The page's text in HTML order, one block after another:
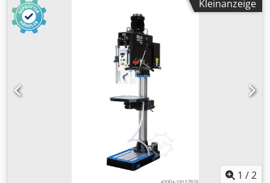
Gewindeschneidleistung M25 Länge 400 mm Breite 655
mm Höhe 1185 mm Gewicht 280 kg max. Bohrtiefe 120 mm
Säulendurchmesser 100 mm Abstand Spindel - Tisch 85 -
635 mm Abstand Spindel - Fuß 1.195 mm Tisch 300 x 270
mm Fußgröße 600 x 380 mm Dodjwiq N Uepfx Al Reck
ERLO (MADE IN SPAIN) FÜR DEN PRODUKTIONSEINSATZ
Riemenantrieb Manueller Vorschub Links-Rechtslauf
Automatischer Bohrerauswerfer Einstellberer
Tiefenanschlag Tisch mit T-Nuten Schutzvorrichtung mit
Mikroschalter Beleuchtung Betriebsanleitung in DEUTSCH
oder Englisch CE OPTIONEN (PREISE AUF ANFRAGE):
Variable Geschwindigkeit inkl. Digitalanzeige (VE+TAK)
Gewindeschneidvorrichtung (IR/RS) Kühlmitteleinrichtung
inkl. T-Nuten in der Grundplatte (ERB)
Kleinanzeige
1 /2